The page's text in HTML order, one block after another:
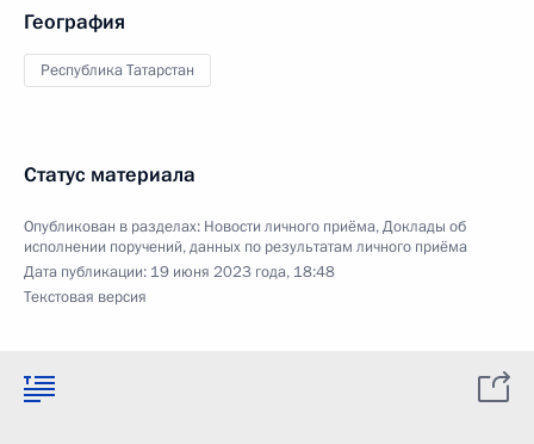
География
Республика Татарстан
Статус материала
Опубликован в разделах: Новости личного приёма,Доклады об
исполнении поручений, данных по результатам личного приёма
Дата публикации: 19 июня 2023 года, 18:48
Текстовая версия